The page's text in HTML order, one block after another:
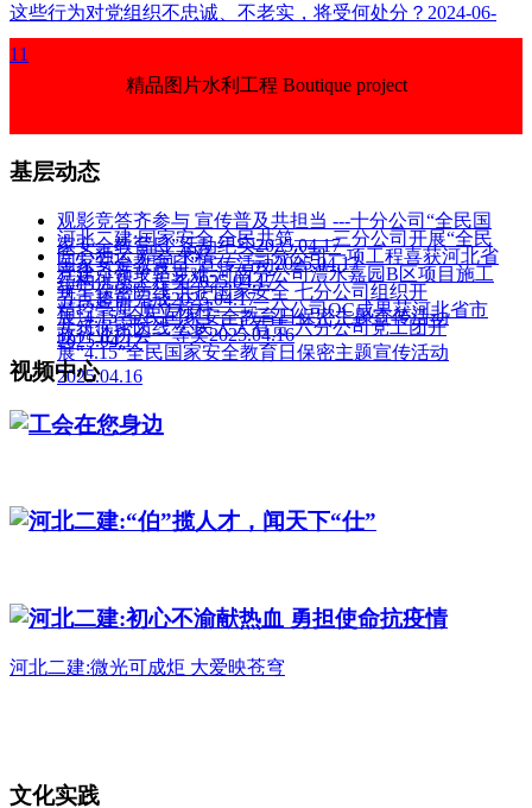
这些行为对党组织不忠诚、不老实，将受何处分？2024-06-
11
精品图片水利工程 Boutique project
基层动态
观影竞答齐参与 宣传普及共担当 ---十分公司“全民国
家安全教育日”活动纪实2025.04.17
河北二建:国家安全 全民共筑——三分公司开展“全民
国家安全教育日”宣传活动2025.04.17
匠心独运 精益求精——三分公司一项工程喜获河北省
结构优质工程奖2025.04.17
党建引领攻坚克难-河南分公司澧水嘉园B区项目施工
节点超前完成2025.04.17
筑牢保密防线 共护国家安全 七分公司组织开
展“4.15”全民国家安全教育日保密主题宣传活动
2025.04.17
精控毫厘 质立标杆——三分公司QC成果获河北省市
政行业协会一等奖2025.04.16
共筑保密防线 公民人人有责 六分公司党工团开
展“4.15”全民国家安全教育日保密主题宣传活动
2025.04.16
视频中心
工会在您身边
河北二建:“伯”揽人才，闻天下“仕”
河北二建:初心不渝献热血 勇担使命抗疫情
河北二建:微光可成炬 大爱映苍穹
文化实践